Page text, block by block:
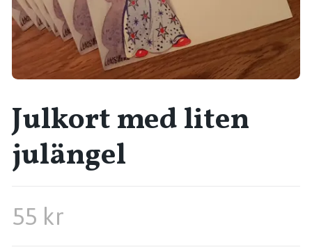
Julkort med liten
julängel
55 kr